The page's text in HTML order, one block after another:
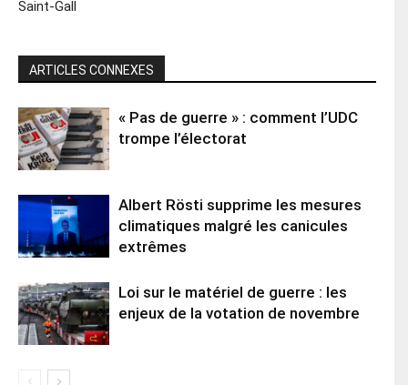
Saint-Gall
ARTICLES CONNEXES
« Pas de guerre » : comment l’UDC
trompe l’électorat
Albert Rösti supprime les mesures
climatiques malgré les canicules
extrêmes
Loi sur le matériel de guerre : les
enjeux de la votation de novembre